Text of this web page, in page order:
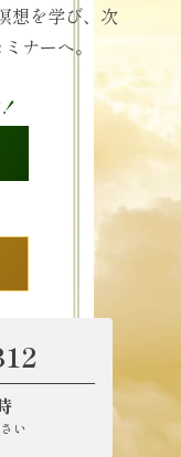
想を学び、次
ナーへ。
い